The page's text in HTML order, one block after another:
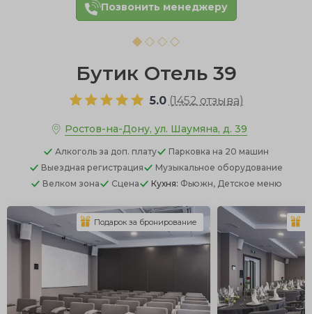
Позвонить менеджеру
Бутик Отель 39
5.0 (1452 отзыва)
Ростов-на-Дону, ул. Шаумяна, д. 39
Алкоголь за доп. плату Парковка на 20 машин
Выездная регистрация
Музыкальное оборудование
Велком зона
Сцена Кухня: Фьюжн, Детское меню
Подарок за бронирование